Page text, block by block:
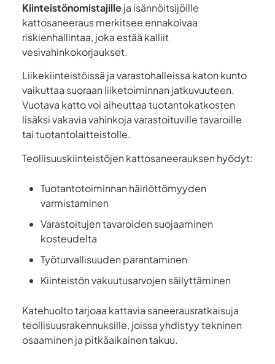
Kiinteistönomistajilleja isännöitsijöille
kattosaneeraus merkitsee ennakoivaa
riskienhallintaa, joka estää kalliit
vesivahinkokorjaukset.
Liikekiinteistöissä ja varastohalleissa katon kunto
vaikuttaa suoraan liiketoiminnan jatkuvuuteen.
Vuotava katto voi aiheuttaa tuotantokatkosten
lisäksi vakavia vahinkoja varastoituville tavaroille
tai tuotantolaitteistolle.
Teollisuuskiinteistöjen kattosaneerauksen hyödyt:
Tuotantotoiminnan häiriöttömyyden
varmistaminen
Varastoitujen tavaroiden suojaaminen
kosteudelta
Työturvallisuuden parantaminen
Kiinteistön vakuutusarvojen säilyttäminen
Katehuolto tarjoaa kattavia saneerausratkaisuja
teollisuusrakennuksille, joissa yhdistyy tekninen
osaaminen ja pitkäaikainen takuu.